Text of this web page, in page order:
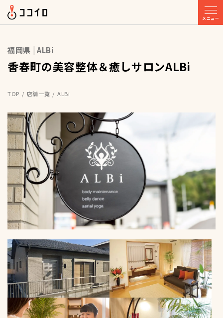
メニュー
福岡県 | ALBi
香春町の美容整体＆癒しサロンALBi
TOP 店舗一覧 ALBi